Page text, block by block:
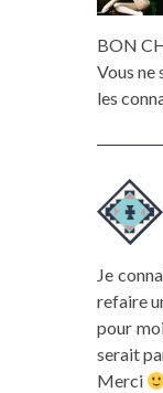
BON
Vous ne
les
Je
refaire
pour
serait
Merci